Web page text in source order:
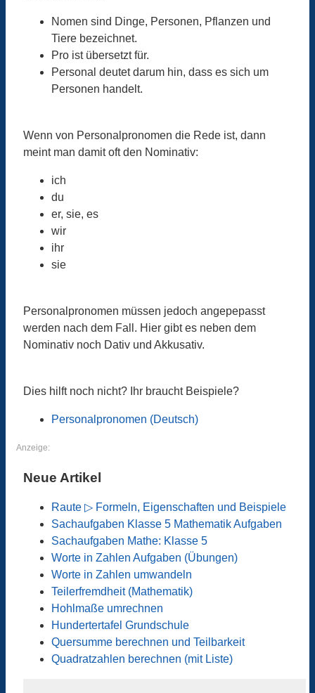
Nomen sind Dinge, Personen, Pflanzen und
Tiere bezeichnet.
Pro ist übersetzt für.
Personal deutet darum hin, dass es sich um
Personen handelt.
Wenn von Personalpronomen die Rede ist, dann
meint man damit oft den Nominativ:
ich
du
er, sie, es
wir
ihr
sie
Personalpronomen müssen jedoch angepepasst
werden nach dem Fall. Hier gibt es neben dem
Nominativ noch Dativ und Akkusativ.
Dies hilft noch nicht? Ihr braucht Beispiele?
Personalpronomen (Deutsch)
Anzeige:
Neue Artikel
Raute ▷ Formeln, Eigenschaften und Beispiele
Sachaufgaben Klasse 5 Mathematik Aufgaben
Sachaufgaben Mathe: Klasse 5
Worte in Zahlen Aufgaben (Übungen)
Worte in Zahlen umwandeln
Teilerfremdheit (Mathematik)
Hohlmaße umrechnen
Hundertertafel Grundschule
Quersumme berechnen und Teilbarkeit
Quadratzahlen berechnen (mit Liste)